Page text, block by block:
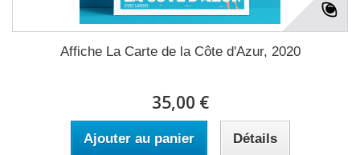
Affiche La Carte de la Côte d'Azur, 2020
35,00 €
Ajouter au panier Détails